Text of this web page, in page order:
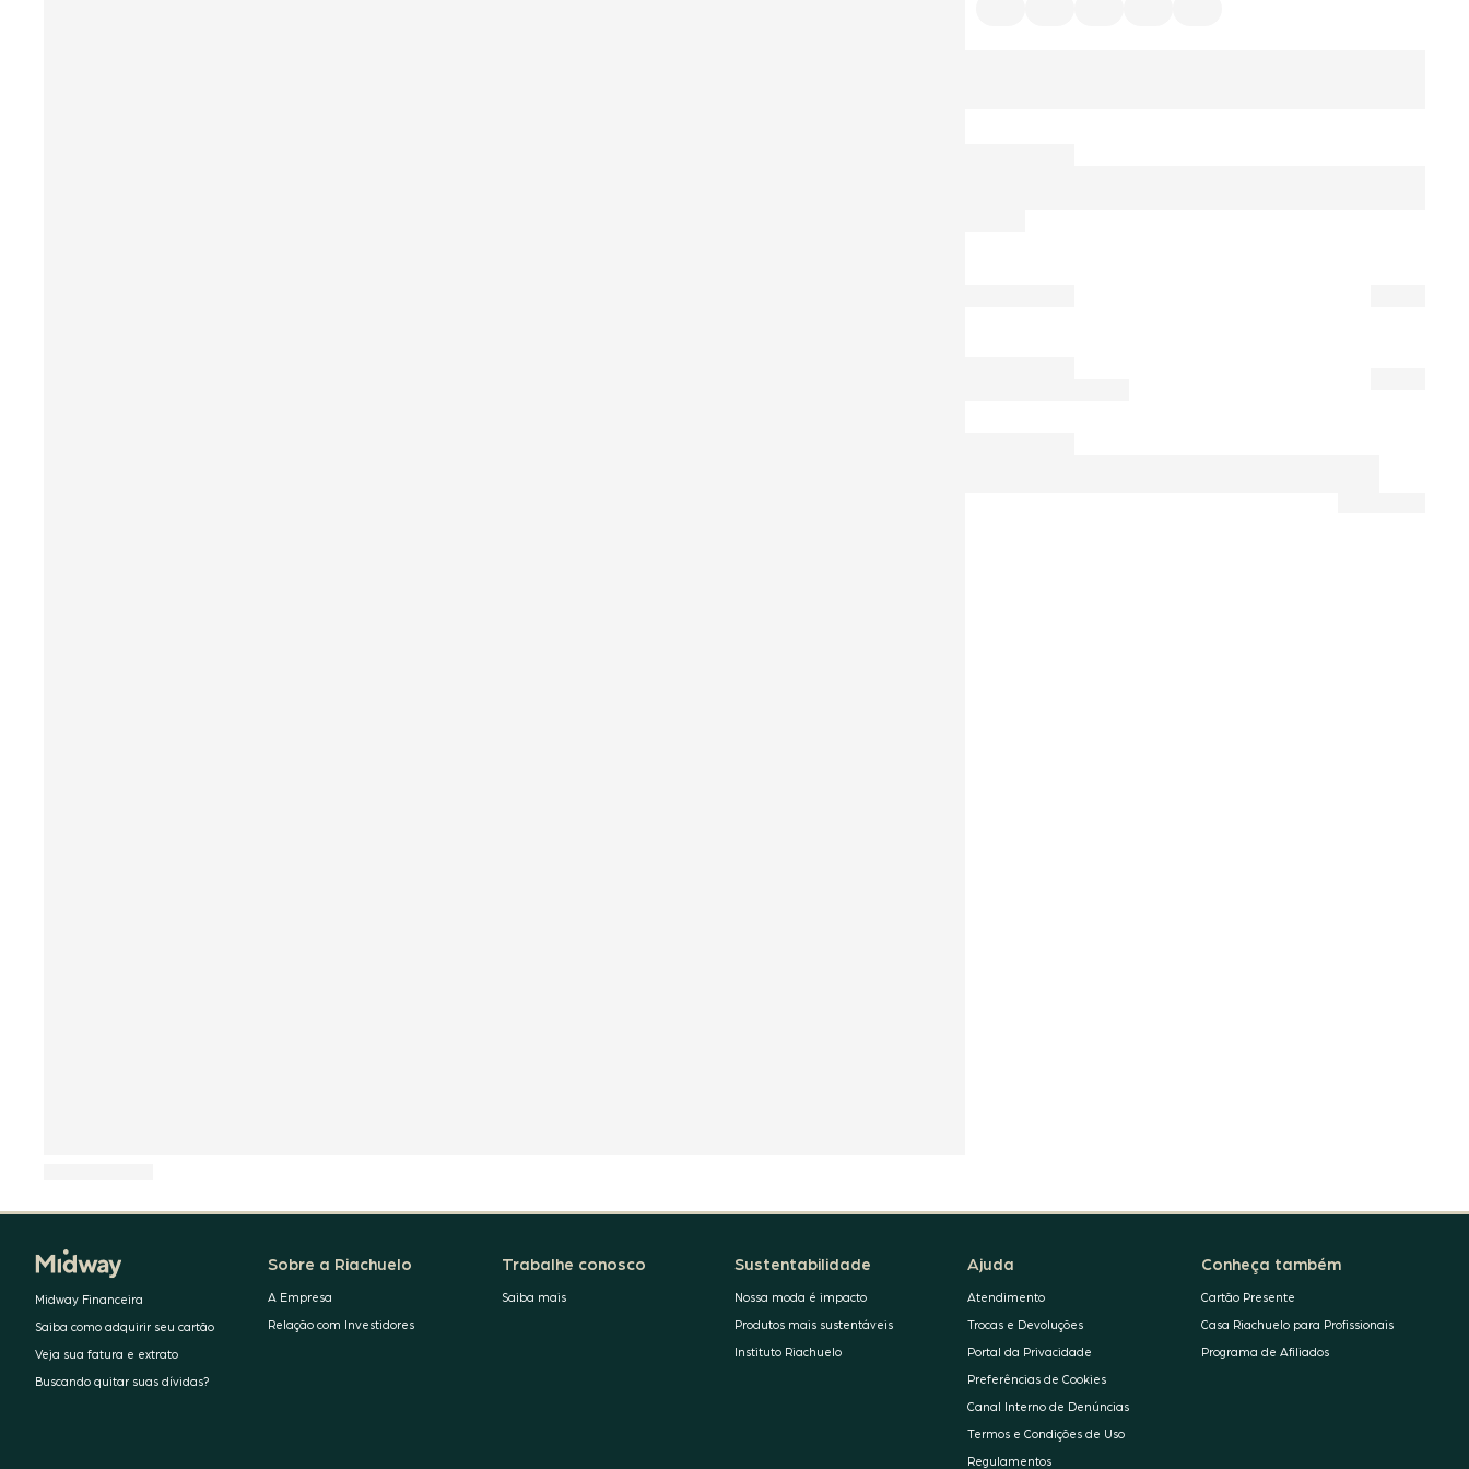
Midway Financeira
Saiba como adquirir seu cartão
Veja sua fatura e extrato
Buscando quitar suas dívidas?
Sobre a Riachuelo
A Empresa
Relação com Investidores
Trabalhe conosco
Saiba mais
Sustentabilidade
Nossa moda é impacto
Produtos mais sustentáveis
Instituto Riachuelo
Ajuda
Atendimento
Trocas e Devoluções
Portal da Privacidade
Preferências de Cookies
Canal Interno de Denúncias
Termos e Condições de Uso
Regulamentos
Conheça também
Cartão Presente
Casa Riachuelo para Profissionais
Programa de Afiliados